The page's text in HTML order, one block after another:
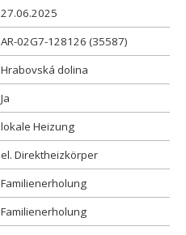
27.06.2025
AR-02G7-128126 (35587)
Hrabovská dolina
Ja
lokale Heizung
el. Direktheizkörper
Familienerholung
Familienerholung